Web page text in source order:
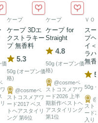
価
ケープ
ケープ 3Dエ
クストラキー
プ 無香料
5.3
50g (オープン価
格)
@cosmeベ
ストコスメアワ
ード2017 ベス
トヘアスタイリ
ング 第6位
ケープ
ケープ for
Straight
4.8
50g (オープン価
格)
@cosmeベ
ストコスメアワ
ード2026 上半
期新作ベストヘ
アスタイリング
第1位
ＶＯ
ス
プ
イ
ラ
無
50g
スト
ード
入り